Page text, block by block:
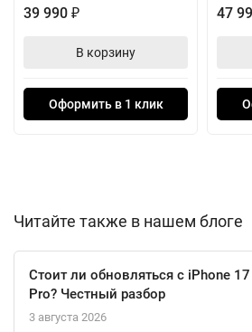
39 990 ₽
В корзину
Оформить в 1 клик
47
Читайте также в нашем блоге
Стоит ли обновляться с iPhone
Pro? Честный разбор
3 августа 2026